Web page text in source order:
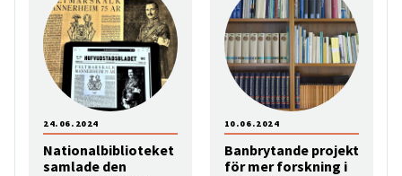
Nationalbiblioteket
samlade den
24.06.2024
Banbrytande projekt
för mer forskning i
10.06.2024